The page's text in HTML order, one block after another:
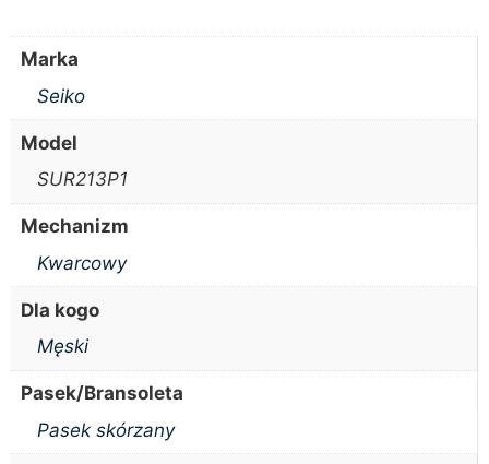
Marka
Seiko
Model
SUR213P1
Mechanizm
Kwarcowy
Dla kogo
Męski
Pasek/Bransoleta
Pasek skórzany